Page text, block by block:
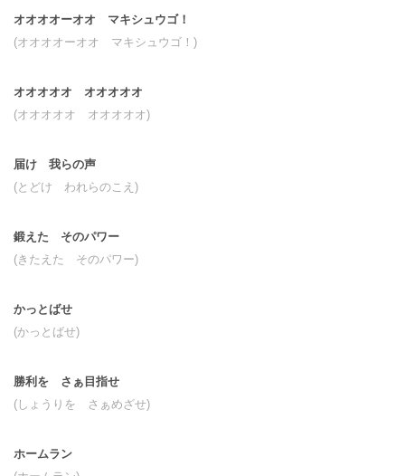
オオオオーオオ マキシュウゴ！
(オオオオーオオ マキシュウゴ！)
オオオオオ オオオオオ
(オオオオオ オオオオオ)
届け 我らの声
(とどけ われらのこえ)
鍛えた そのパワー
(きたえた そのパワー)
かっとばせ
(かっとばせ)
勝利を さぁ目指せ
(しょうりを さぁめざせ)
ホームラン